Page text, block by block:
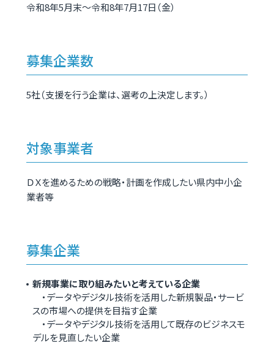
令和8年5月末～令和8年7月17日（金）
募集企業数
5社（支援を行う企業は、選考の上決定します。）
対象事業者
ＤＸを進めるための戦略・計画を作成したい県内中小企
業者等
募集企業
新規事業に取り組みたいと考えている企業
・データやデジタル技術を活用した新規製品・サービ
スの市場への提供を目指す企業
・データやデジタル技術を活用して既存のビジネスモ
デルを見直したい企業